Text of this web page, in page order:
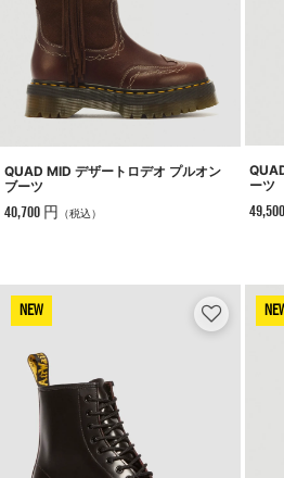
QUAD MID デザートロデオ プルオン
ブーツ
40,700 円 （税込）
ーツ
NEW